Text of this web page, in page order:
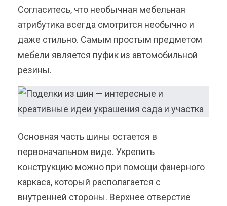
Согласитесь, что необычная мебельная
атрибутика всегда смотрится необычно и
даже стильно. Самым простым предметом
мебели является пуфик из автомобильной
резины.
Основная часть шины остается в
первоначальном виде. Укрепить
конструкцию можно при помощи фанерного
каркаса, который располагается с
внутренней стороны. Верхнее отверстие